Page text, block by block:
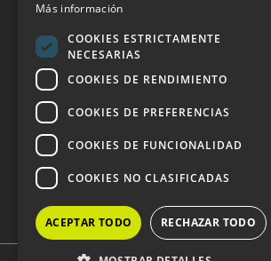
Política de calidad y seguridad de la
Contacto
DOSSIER Y CONTRATACIÓN
Dossier 2026 (ES)
Dossier 2026 (EN)
Más información
COOKIES ESTRICTAMENTE
NECESARIAS
COOKIES DE RENDIMIENTO
COOKIES DE PREFERENCIAS
COOKIES DE FUNCIONALIDAD
COOKIES NO CLASIFICADAS
ACEPTAR TODO RECHAZAR TODO